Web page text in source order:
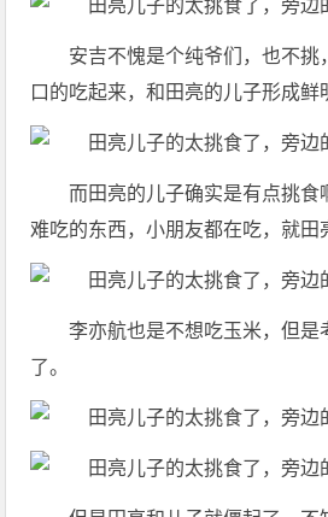
安吉不愧是个纯爷们，也不挑
口的吃起来，和田亮的儿子形成鲜
而田亮的儿子确实是有点挑食
难吃的东西，小朋友都在吃，就田
李亦航也是不想吃玉米，但是
了。